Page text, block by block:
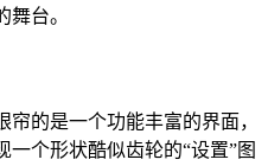
台。
的是一个功能丰富的界面，
个形状酷似齿轮的“设置”图